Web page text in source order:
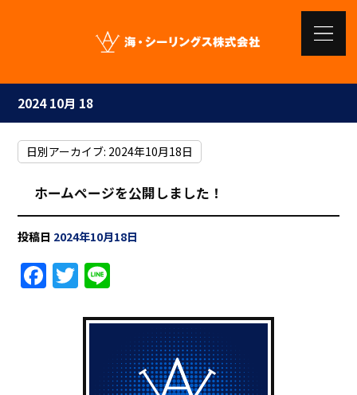
2024 10月 18
日別アーカイブ: 2024年10月18日
ホームページを公開しました！
投稿日 2024年10月18日
F
a
T
w
it e